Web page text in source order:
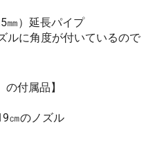
㎜）延長パイプ
ルに角度が付いているので
の付属品】
㎝のノズル